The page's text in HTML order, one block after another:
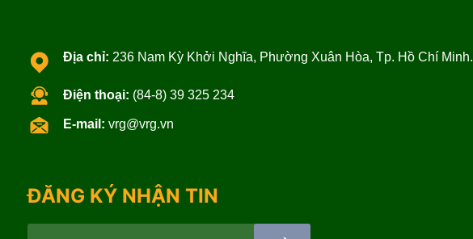
Địa chỉ: 236 Nam Kỳ Khởi Nghĩa, Phường Xuân Hòa, Tp. Hồ Chí Minh.
Điện thoại: (84-8) 39 325 234
E-mail: vrg@vrg.vn
ĐĂNG KÝ NHẬN TIN